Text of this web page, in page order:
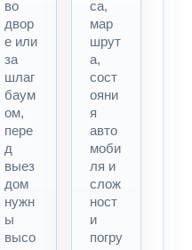
во
двор
е или
за
шлаг
баум
ом,
пере
д
выез
дом
нужн
ы
высо
са,
мар
шрут
а,
сост
ояни
я
авто
моби
ля и
слож
ност
и
погру